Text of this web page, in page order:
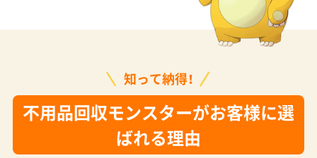
知って納得！
不用品回収モンスターがお客様に選
ばれる理由